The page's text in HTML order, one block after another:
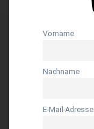
Vorname
Nachname
E-Mail-Adresse